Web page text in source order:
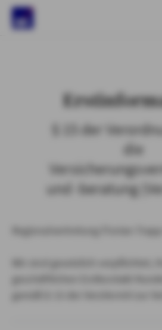
§ 15 der
die
und -beratung
Regionalvertretung Florian Trapp